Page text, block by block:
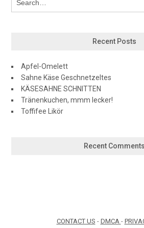
Recent Posts
Apfel-Omelett
Sahne Käse Geschnetzeltes
KÄSESAHNE SCHNITTEN
Tränenkuchen, mmm lecker!
Toffifee Likör
Recent Comments
CONTACT US - DMCA -